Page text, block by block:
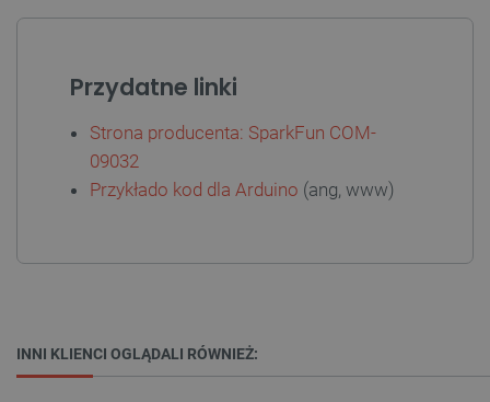
Przydatne linki
Strona producenta: SparkFun COM-
09032
Przykłado kod dla Arduino (ang, www)
INNI KLIENCI OGLĄDALI RÓWNIEŻ: